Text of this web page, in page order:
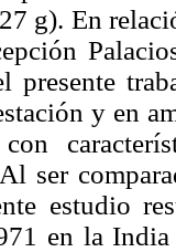
g). En
presente
y en
con
ser
estudio
en la